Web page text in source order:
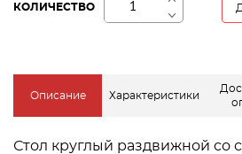
КОЛИЧЕСТВО
Описание Характеристики
Стол круглый раздвижной со